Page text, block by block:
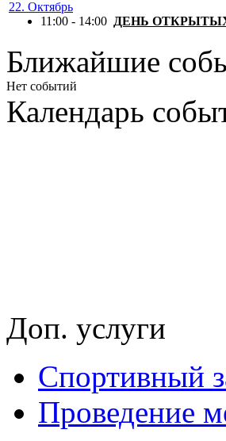
22. Октябрь
11:00 - 14:00 ДЕНЬ
Ближайшие
Нет событий
Календарь
Доп. услуги
Спортивный
Проведение